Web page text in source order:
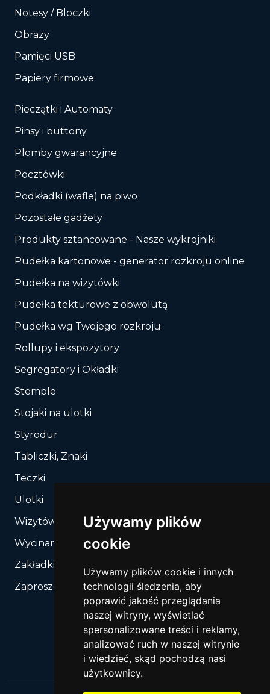
Używamy plików
cookie
Używamy plików cookie i innych
technologii śledzenia, aby
poprawić jakość przeglądania
naszej witryny, wyświetlać
spersonalizowane treści i reklamy,
analizować ruch w naszej witrynie
i wiedzieć, skąd pochodzą nasi
użytkownicy.
Notesy / Bloczki
Obrazy
Pamięci USB
Papiery firmowe
Pieczątki i Automaty
Pinsy i buttony
Plomby gwarancyjne
Pocztówki
Podkładki (wafle) na piwo
Pozostałe gadżety
Produkty sztancowane - Nasze wykrojniki
Pudełka kartonowe - generator rozkroju online
Pudełka na wizytówki
Pudełka tekturowe z obwolutą
Pudełka wg Twojego rozkroju
Rollupy i ekspozytory
Segregatory i Okładki
Stemple
Stojaki na ulotki
Styrodur
Tabliczki, Znaki
Teczki
Ulotki
Wizytówki
Wycinanie, Sztancowanie wg Twojego rozkroju
Zakładki do książek
Zaproszenia